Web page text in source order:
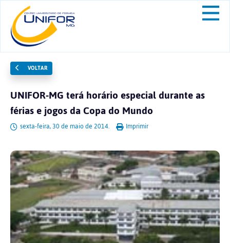
VOLTAR
UNIFOR-MG terá horário especial durante as
férias e jogos da Copa do Mundo
sexta-feira, 30 de maio de 2014. Imprimir